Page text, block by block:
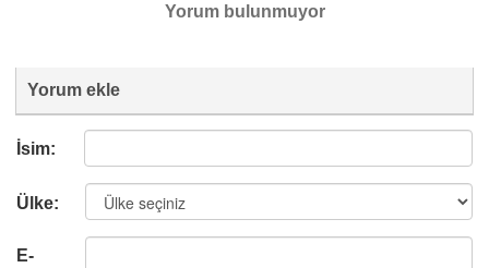
Yorum bulunmuyor
Yorum ekle
İsim:
Ülke:
E-